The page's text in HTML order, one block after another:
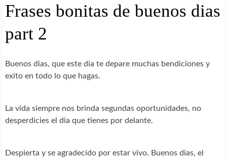
Frases bonitas de buenos dias
part 2
Buenos dias, que este dia te depare muchas bendiciones y
exito en todo lo que hagas.
La vida siempre nos brinda segundas oportunidades, no
desperdicies el dia que tienes por delante.
Despierta y se agradecido por estar vivo. Buenos dias, el